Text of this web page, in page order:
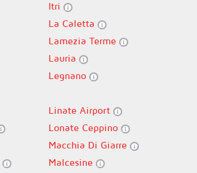
Itri
La Caletta
Lamezia Terme
Lauria
Legnano
Linate Airport
Lonate Ceppino
Macchia Di Giarre
Malcesine